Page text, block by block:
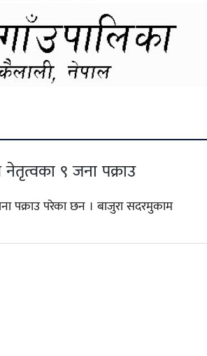
नेतृत्वका ९ जना पक्राउ
पक्राउ परेका छन । बाजुरा सदरमुकाम